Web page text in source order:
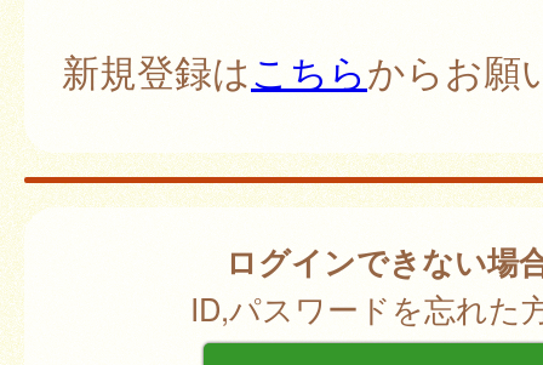
新規登録はこちらからお願
ログインできない場
ID,パスワードを忘れた